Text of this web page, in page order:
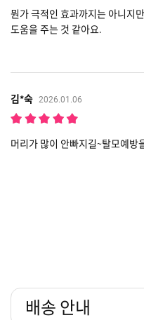
뭔가 극적인 효과까지는 아니지
도움을 주는 것 같아요.
김*숙 2026.01.06
머리가 많이 안빠지길~탈모예방
배송 안내